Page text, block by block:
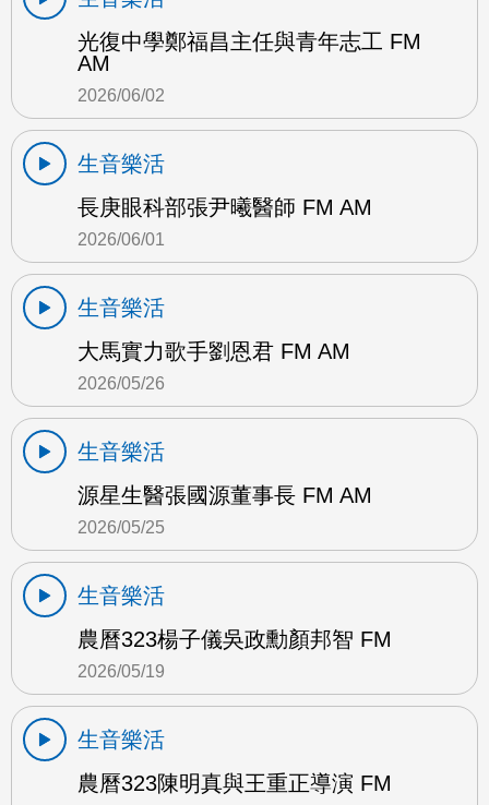
光復中學鄭福昌主任與青年志工 FM
AM
2026/06/02
生音樂活
長庚眼科部張尹曦醫師 FM AM
2026/06/01
生音樂活
大馬實力歌手劉恩君 FM AM
2026/05/26
生音樂活
源星生醫張國源董事長 FM AM
2026/05/25
生音樂活
農曆323楊子儀吳政勳顏邦智 FM
2026/05/19
生音樂活
農曆323陳明真與王重正導演 FM